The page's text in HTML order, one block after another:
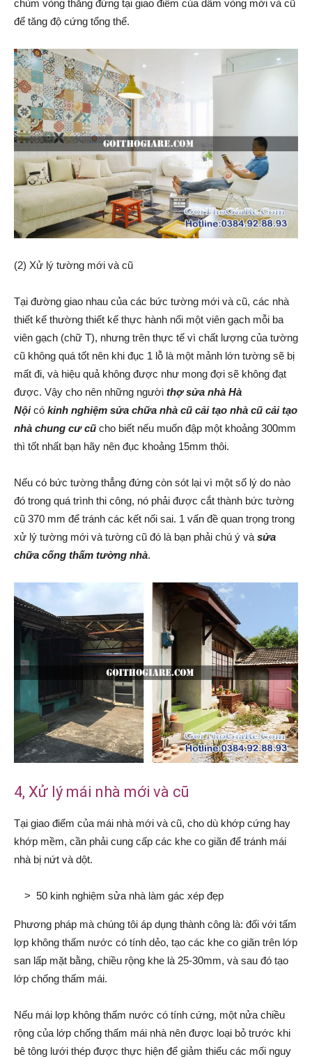
chùm vòng thẳng đứng tại giao điểm của dầm vòng mới và cũ
để tăng độ cứng tổng thể.
(2) Xử lý tường mới và cũ
Tại đường giao nhau của các bức tường mới và cũ, các nhà
thiết kế thường thiết kế thực hành nối một viên gạch mỗi ba
viên gạch (chữ T), nhưng trên thực tế vì chất lượng của tường
cũ không quá tốt nên khi đục 1 lỗ là một mảnh lớn tường sẽ bị
mất đi, và hiệu quả không được như mong đợi sẽ không đạt
được. Vậy cho nên những người thợ sửa nhà Hà
Nộicó kinh nghiệm sửa chữa nhà cũ cải tạo nhà cũ cải tạo
nhà chung cư cũ cho biết nếu muốn đập một khoảng 300mm
thì tốt nhất bạn hãy nên đục khoảng 15mm thôi.
Nếu có bức tường thẳng đứng còn sót lại vì một số lý do nào
đó trong quá trình thi công, nó phải được cắt thành bức tường
cũ 370 mm để tránh các kết nối sai. 1 vấn đề quan trọng trong
xử lý tường mới và tường cũ đó là bạn phải chú ý và sửa
chữa cống thấm tường nhà.
4, Xử lý mái nhà mới và cũ
Tại giao điểm của mái nhà mới và cũ, cho dù khớp cứng hay
khớp mềm, cần phải cung cấp các khe co giãn để tránh mái
nhà bị nứt và dột.
> 50 kinh nghiệm sửa nhà làm gác xép đẹp
Phương pháp mà chúng tôi áp dụng thành công là: đối với tấm
lợp không thấm nước có tính dẻo, tạo các khe co giãn trên lớp
san lấp mặt bằng, chiều rộng khe là 25-30mm, và sau đó tạo
lớp chống thấm mái.
Nếu mái lợp không thấm nước có tính cứng, một nửa chiều
rộng của lớp chống thấm mái nhà nên được loại bỏ trước khi
bê tông lưới thép được thực hiện để giảm thiểu các mối nguy